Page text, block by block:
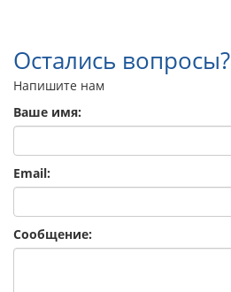
Остались вопросы?
Напишите нам
Ваше имя:
Email:
Сообщение: